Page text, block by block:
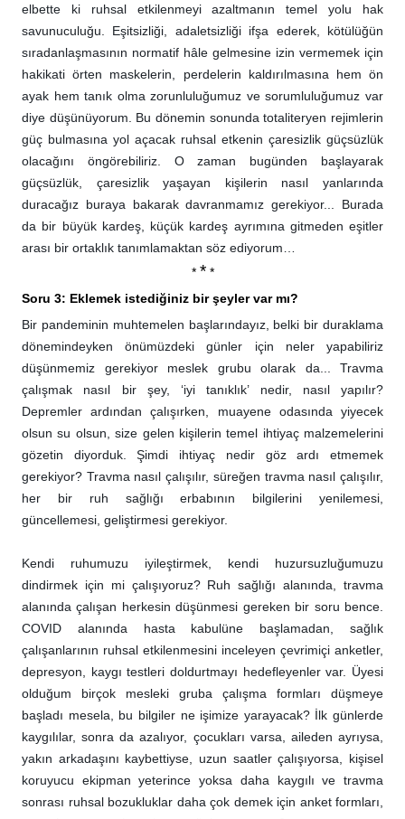
elbette ki ruhsal etkilenmeyi azaltmanın temel yolu hak
savunuculuğu. Eşitsizliği, adaletsizliği ifşa ederek, kötülüğün
sıradanlaşmasının normatif hâle gelmesine izin vermemek için
hakikati örten maskelerin, perdelerin kaldırılmasına hem ön
ayak hem tanık olma zorunluluğumuz ve sorumluluğumuz var
diye düşünüyorum. Bu dönemin sonunda totaliteryen rejimlerin
güç bulmasına yol açacak ruhsal etkenin çaresizlik güçsüzlük
olacağını öngörebiliriz. O zaman bugünden başlayarak
güçsüzlük, çaresizlik yaşayan kişilerin nasıl yanlarında
duracağız buraya bakarak davranmamız gerekiyor... Burada
da bir büyük kardeş, küçük kardeş ayrımına gitmeden eşitler
arası bir ortaklık tanımlamaktan söz ediyorum…
* **
Soru 3: Eklemek istediğiniz bir şeyler var mı?
Bir pandeminin muhtemelen başlarındayız, belki bir duraklama
dönemindeyken önümüzdeki günler için neler yapabiliriz
düşünmemiz gerekiyor meslek grubu olarak da... Travma
çalışmak nasıl bir şey, ‘iyi tanıklık’ nedir, nasıl yapılır?
Depremler ardından çalışırken, muayene odasında yiyecek
olsun su olsun, size gelen kişilerin temel ihtiyaç malzemelerini
gözetin diyorduk. Şimdi ihtiyaç nedir göz ardı etmemek
gerekiyor? Travma nasıl çalışılır, süreğen travma nasıl çalışılır,
her bir ruh sağlığı erbabının bilgilerini yenilemesi,
güncellemesi, geliştirmesi gerekiyor.
Kendi ruhumuzu iyileştirmek, kendi huzursuzluğumuzu
dindirmek için mi çalışıyoruz? Ruh sağlığı alanında, travma
alanında çalışan herkesin düşünmesi gereken bir soru bence.
COVID alanında hasta kabulüne başlamadan, sağlık
çalışanlarının ruhsal etkilenmesini inceleyen çevrimiçi anketler,
depresyon, kaygı testleri doldurtmayı hedefleyenler var. Üyesi
olduğum birçok mesleki gruba çalışma formları düşmeye
başladı mesela, bu bilgiler ne işimize yarayacak? İlk günlerde
kaygılılar, sonra da azalıyor, çocukları varsa, aileden ayrıysa,
yakın arkadaşını kaybettiyse, uzun saatler çalışıyorsa, kişisel
koruyucu ekipman yeterince yoksa daha kaygılı ve travma
sonrası ruhsal bozukluklar daha çok demek için anket formları,